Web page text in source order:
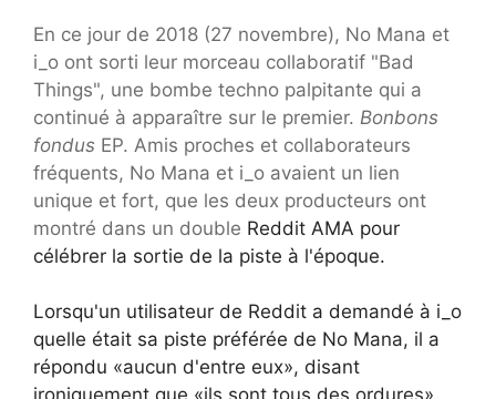
En ce jour de 2018 (27 novembre), No Mana et
i_o ont sorti leur morceau collaboratif "Bad
Things", une bombe techno palpitante qui a
continué à apparaître sur le premier. Bonbons
fondus EP. Amis proches et collaborateurs
fréquents, No Mana et i_o avaient un lien
unique et fort, que les deux producteurs ont
montré dans un double Reddit AMA pour
célébrer la sortie de la piste à l'époque.
Lorsqu'un utilisateur de Reddit a demandé à i_o
quelle était sa piste préférée de No Mana, il a
répondu «aucun d'entre eux», disant